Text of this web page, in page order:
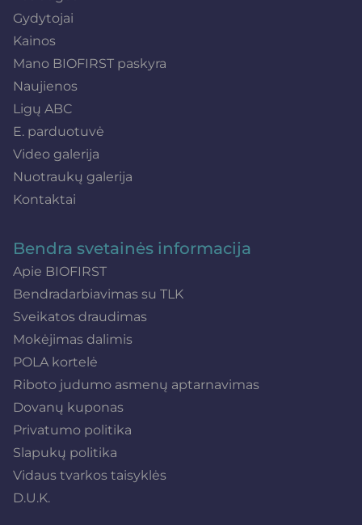
Gydytojai
Kainos
Mano BIOFIRST paskyra
Naujienos
Ligų ABC
E. parduotuvė
Video galerija
Nuotraukų galerija
Kontaktai
Bendra svetainės informacija
Apie BIOFIRST
Bendradarbiavimas su TLK
Sveikatos draudimas
Mokėjimas dalimis
POLA kortelė
Riboto judumo asmenų aptarnavimas
Dovanų kuponas
Privatumo politika
Slapukų politika
Vidaus tvarkos taisyklės
D.U.K.